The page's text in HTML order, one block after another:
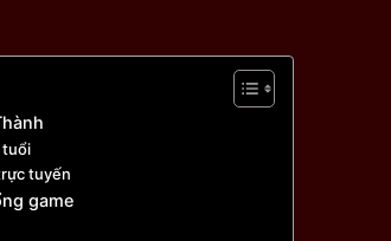
tuổi
tuyến
game